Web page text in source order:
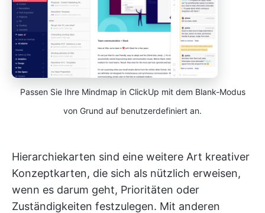
Passen Sie Ihre Mindmap in ClickUp mit dem Blank-Modus
von Grund auf benutzerdefiniert an.
Hierarchiekarten sind eine weitere Art kreativer
Konzeptkarten, die sich als nützlich erweisen,
wenn es darum geht, Prioritäten oder
Zuständigkeiten festzulegen. Mit anderen